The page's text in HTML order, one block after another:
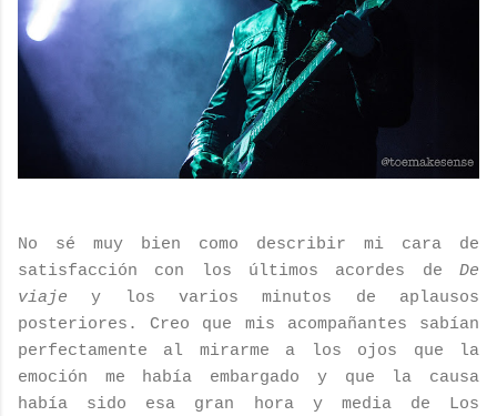
No sé muy bien como describir mi cara de
satisfacción con los últimos acordes de De
viaje y los varios minutos de aplausos
posteriores. Creo que mis acompañantes sabían
perfectamente al mirarme a los ojos que la
emoción me había embargado y que la causa
había sido esa gran hora y media de Los